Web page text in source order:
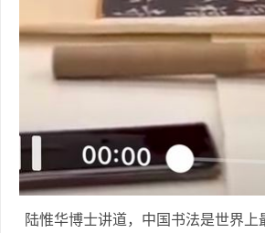
陆惟华博士讲道，中国书法是世界